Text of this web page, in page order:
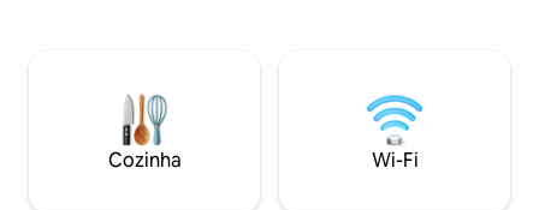
emergência. No estudo podemos fazer
pintura, artesanato e artesanato juntos
Cozinha Wi-Fi